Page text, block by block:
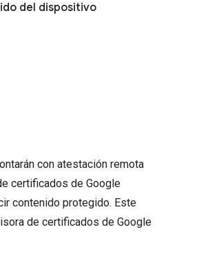
del dispositivo
con atestación remota
certificados de Google
contenido protegido. Este
de certificados de Google